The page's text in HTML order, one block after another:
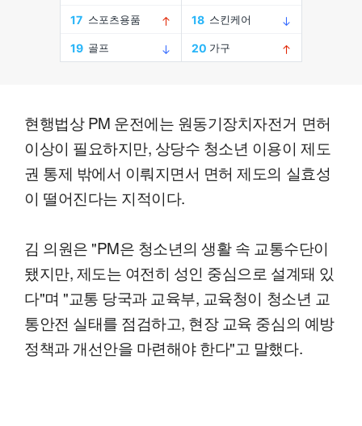
현행법상 PM 운전에는 원동기장치자전거 면허
이상이 필요하지만, 상당수 청소년 이용이 제도
권 통제 밖에서 이뤄지면서 면허 제도의 실효성
이 떨어진다는 지적이다.
김 의원은 "PM은 청소년의 생활 속 교통수단이
됐지만, 제도는 여전히 성인 중심으로 설계돼 있
다"며 "교통 당국과 교육부, 교육청이 청소년 교
통안전 실태를 점검하고, 현장 교육 중심의 예방
정책과 개선안을 마련해야 한다"고 말했다.